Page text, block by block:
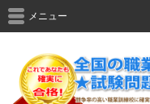
メニュー